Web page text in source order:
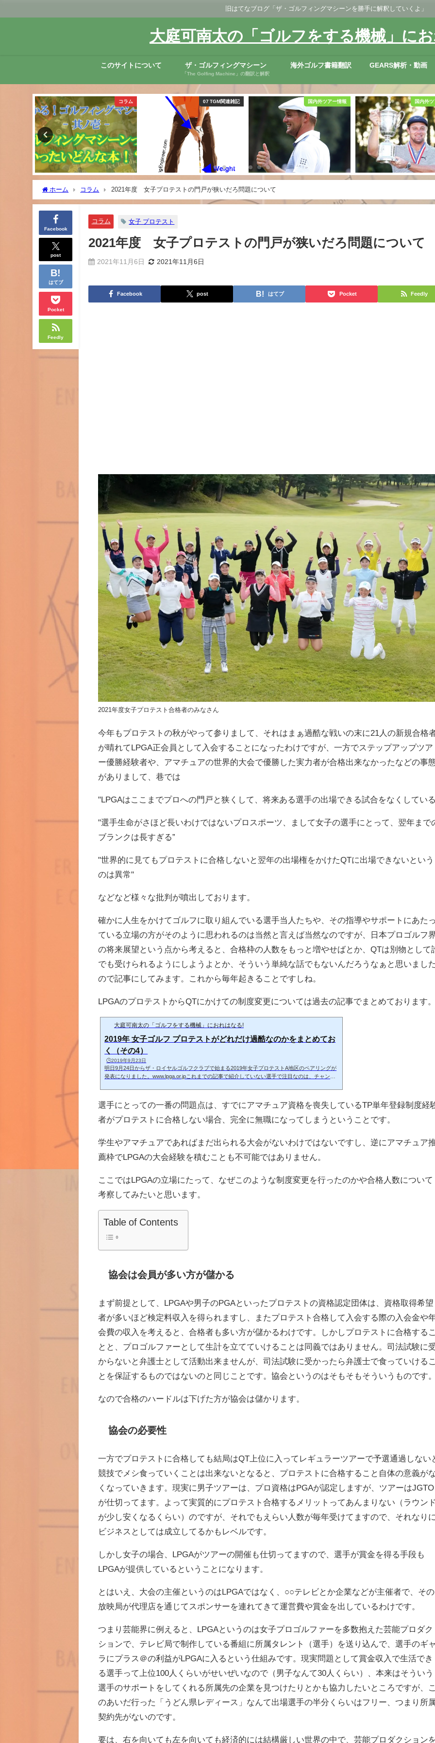
旧はてなブログ「ザ・ゴルフィングマシーンを勝手に解釈していくよ」
大庭可南太の「ゴルフをする機械」に
このサイトについて ザ・ゴルフィングマシーン
「The Golfing Machine」の翻訳と解釈
海外ゴルフ書籍翻訳 GEARS解析・動画
コラム 07 TGM関連雑記 国内外ツアー情報 国内外
ホーム コラム 2021年度 女子プロテストの門戸が狭いだろ問題について
Facebook
post
はてブ
Pocket
Feedly
コラム 女子 プロテスト
2021年度 女子プロテストの門戸が狭いだろ問題について
2021年11月6日 2021年11月6日
Facebook post はてブ Pocket Feedly
2021年度女子プロテスト合格者のみなさん
今年もプロテストの秋がやって参りまして、それはまぁ過酷な戦いの末に21人の新規合格
が晴れてLPGA正会員として入会することになったわけですが、一方でステップアップツア
ー優勝経験者や、アマチュアの世界的大会で優勝した実力者が合格出来なかったなどの事
がありまして、巷では
"LPGAはここまでプロへの門戸と狭くして、将来ある選手の出場できる試合をなくしてい
"選手生命がさほど長いわけではないプロスポーツ、まして女子の選手にとって、翌年まで
ブランクは長すぎる”
"世界的に見てもプロテストに合格しないと翌年の出場権をかけたQTに出場できないという
のは異常"
などなど様々な批判が噴出しております。
確かに人生をかけてゴルフに取り組んでいる選手当人たちや、その指導やサポートにあた
ている立場の方がそのように思われるのは当然と言えば当然なのですが、日本プロゴルフ
の将来展望という点から考えると、合格枠の人数をもっと増やせばとか、QTは別物として
でも受けられるようにしようよとか、そういう単純な話でもないんだろうなぁと思いまし
ので記事にしてみます。これから毎年起きることですしね。
LPGAのプロテストからQTにかけての制度変更については過去の記事でまとめております
大庭可南太の「ゴルフをする機械」におれはなる!
2019年 女子ゴルフ プロテストがどれだけ過酷なのかをまとめてお
く（その4）
🕒️2019年9月23日
明日9月24日からザ・ロイヤルゴルフクラブで始まる2019年女子プロテストA地区のペアリングが
発表になりました。www.lpga.or.jpこれまでの記事で紹介していない選手で注目なのは、チャン・
がら棄権でした。さらに第一次予選から参加してトップ通過で第二次に進むnews.golfdigest.co.jp
このフォン・スーミン選手などは、米国ヴァンダービルト大学卒で身...
選手にとっての一番の問題点は、すでにアマチュア資格を喪失しているTP単年登録制度経
者がプロテストに合格しない場合、完全に無職になってしまうということです。
学生やアマチュアであればまだ出られる大会がないわけではないですし、逆にアマチュア
薦枠でLPGAの大会経験を積むことも不可能ではありません。
ここではLPGAの立場にたって、なぜこのような制度変更を行ったのかや合格人数について
考察してみたいと思います。
Table of Contents
協会は会員が多い方が儲かる
まず前提として、LPGAや男子のPGAといったプロテストの資格認定団体は、資格取得希望
者が多いほど検定料収入を得られますし、またプロテスト合格して入会する際の入会金や
会費の収入を考えると、合格者も多い方が儲かるわけです。しかしプロテストに合格する
とと、プロゴルファーとして生計を立てていけることは同義ではありません。司法試験に
からないと弁護士として活動出来ませんが、司法試験に受かったら弁護士で食っていける
とを保証するものではないのと同じことです。協会というのはそもそもそういうものです
なので合格のハードルは下げた方が協会は儲かります。
協会の必要性
一方でプロテストに合格しても結局はQT上位に入ってレギュラーツアーで予選通過しない
競技でメシ食っていくことは出来ないとなると、プロテストに合格すること自体の意義が
くなっていきます。現実に男子ツアーは、プロ資格はPGAが認定しますが、ツアーはJGTO
が仕切ってます。よって実質的にプロテスト合格するメリットってあんまりない（ラウン
が少し安くなるくらい）のですが、それでもえらい人数が毎年受けてますので、それなり
ビジネスとしては成立してるかもレベルです。
しかし女子の場合、LPGAがツアーの開催も仕切ってますので、選手が賞金を得る手段も
LPGAが提供しているということになります。
とはいえ、大会の主催というのはLPGAではなく、○○テレビとか企業などが主催者で、その
放映局が代理店を通じてスポンサーを連れてきて運営費や賞金を出しているわけです。
つまり芸能界に例えると、LPGAというのは女子プロゴルファーを多数抱えた芸能プロダク
ションで、テレビ局で制作している番組に所属タレント（選手）を送り込んで、選手のギ
ラにプラス＠の利益がLPGAに入るという仕組みです。現実問題として賞金収入で生活でき
る選手って上位100人くらいがせいぜいなので（男子なんて30人くらい）、本来はそういう
選手のサポートをしてくれる所属先の企業を見つけたりとかも協力したいところですが、
のあいだ行った「うどん県レディース」なんて出場選手の半分くらいはフリー、つまり所
契約先がないのです。
要は、右を向いても左を向いても経済的には結構厳しい世界の中で、芸能プロダクション